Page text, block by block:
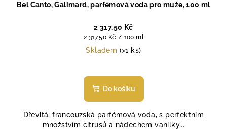
Bel Canto, Galimard, parfémová voda pro muže, 100 ml
2 317,50 Kč
Měrná
cena:
2 317,50 Kč / 100 ml
Skladem (>1 ks)
Do košíku
Dřevitá, francouzská parfémová voda, s perfektním
množstvím citrusů a nádechem vanilky...